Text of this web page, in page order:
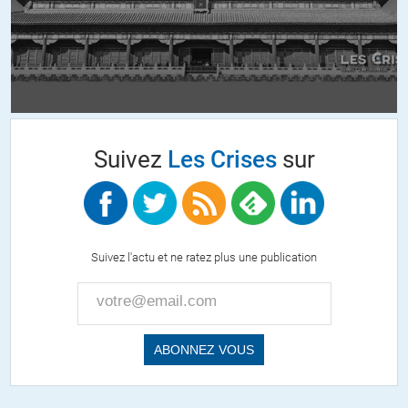
problème est que tout le monde est débordé alors ils prennent leur
part de la charge sans broncher.
J’ajouterais qu’ils ne demandent pas qu’on leur en donne
efficace que ça pour gérer ce genre de cas (cygne noir, toussa,
ALERTER
Arynael//21.03.2020 à 09h21
Des masques pour les médecins, caissières, etc… seraient
Suivez Les Crisessur
Suivez l'actu et ne ratez plus une publication